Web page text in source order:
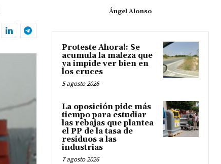
Ángel Alonso
Proteste Ahora!: Se
acumula la maleza que
ya impide ver bien en
los cruces
5 agosto 2026
La oposición pide más
tiempo para estudiar
las rebajas que plantea
el PP de la tasa de
residuos a las
industrias
7 agosto 2026